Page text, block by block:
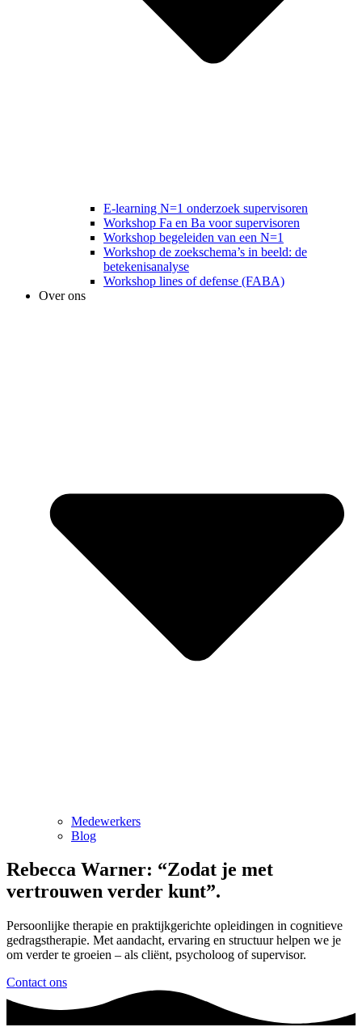
E-learning N=1 onderzoek supervisoren
Workshop Fa en Ba voor supervisoren
Workshop begeleiden van een N=1
Workshop de zoekschema’s in beeld: de
betekenisanalyse
Workshop lines of defense (FABA)
Over ons
Medewerkers
Blog
Rebecca Warner: “Zodat je met
vertrouwen verder kunt”.
Persoonlijke therapie en praktijkgerichte opleidingen in cognitieve
gedragstherapie. Met aandacht, ervaring en structuur helpen we je
om verder te groeien – als cliënt, psycholoog of supervisor.
Contact ons